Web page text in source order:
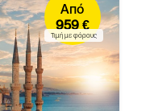
Από
959 €
Τιμή με φόρους